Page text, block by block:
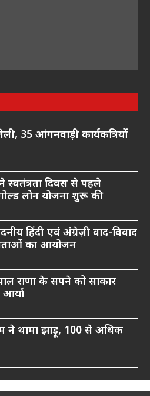
35 आंगनवाड़ी कार्यकत्रियों
दिवस से पहले
लोन योजना शुरू की
हिंदी एवं अंग्रेज़ी वाद-विवाद
का आयोजन
राणा के सपने को साकार
ने थामा झाड़ू, 100 से अधिक